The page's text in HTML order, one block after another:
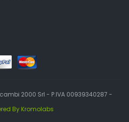
2000 Srl - P.IVA 00939340287 -
By Kromolabs